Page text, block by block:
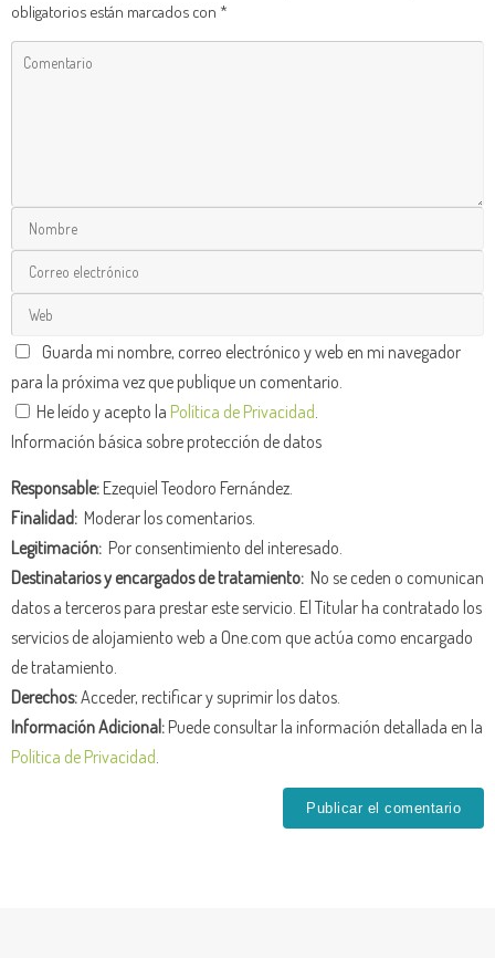
obligatorios están marcados con *
Guarda mi nombre, correo electrónico y web en mi navegador
para la próxima vez que publique un comentario.
He leído y acepto la Política de Privacidad
Información básica sobre protección de datos
Responsable:Ezequiel Teodoro Fernández.
Finalidad: Moderar los comentarios.
Legitimación: Por consentimiento del interesado.
Destinatarios y encargados de tratamiento: No se ceden o comunican
datos a terceros para prestar este servicio. El Titular ha contratado los
servicios de alojamiento web a One.com que actúa como encargado
de tratamiento.
Derechos:Acceder, rectificar y suprimir los datos.
Información Adicional:Puede consultar la información detallada en la
Política de Privacidad